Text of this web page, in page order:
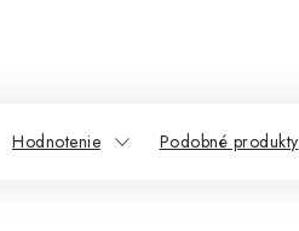
Hodnotenie Podobné produkty